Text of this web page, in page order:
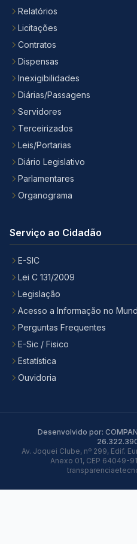
Relatórios
Licitações
Contratos
Dispensas
Inexigibilidades
Diárias/Passagens
Servidores
Terceirizados
Leis/Portarias
Diário Legislativo
Parlamentares
Organograma
Serviço ao Cidadão
E-SIC
Lei C 131/2009
Legislação
Acesso a Informação no
Perguntas Frequentes
E-Sic / Fisico
Estatística
Ouvidoria
Desenvolvido por:
Av. Joquei Clube, nº 299, Edif.
Anexo 01, CEP 64049-